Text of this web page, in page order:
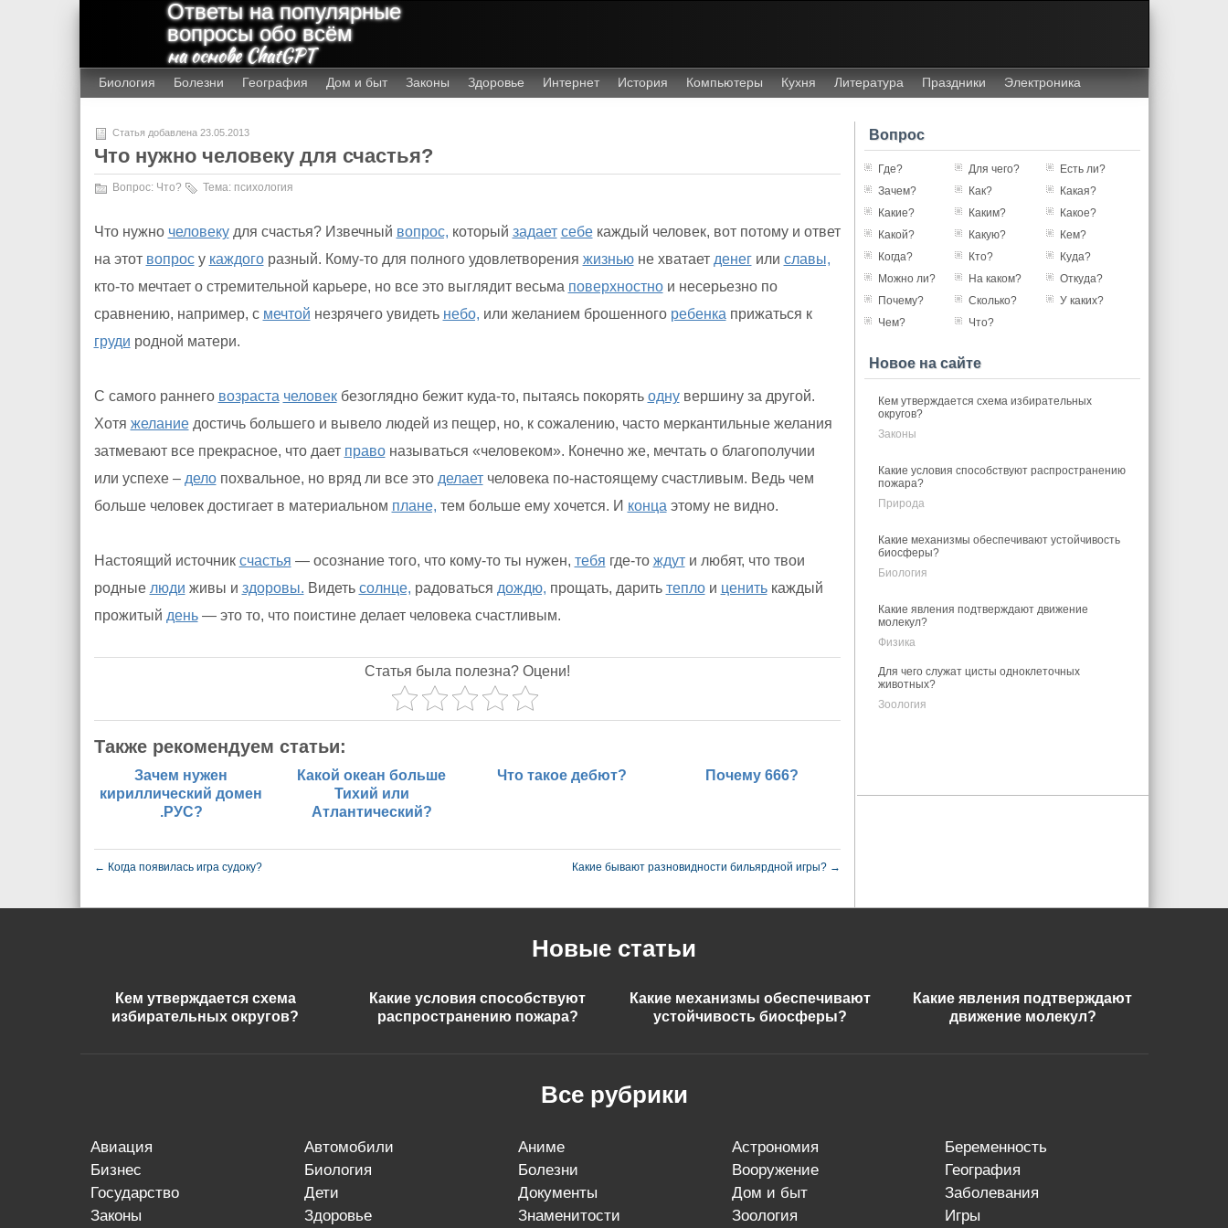
Ответы на популярные
вопросы обо всём
на основе ChatGPT
Биология Болезни География Дом и быт Законы Здоровье Интернет История Компьютеры Кухня Литература Праздники Электроника
Статья добавлена 23.05.2013
Что нужно человеку для счастья?
Вопрос: Что? Тема: психология
Что нужно человекудля счастья? Извечный вопрос, который задает себекаждый человек, вот потому и ответ
на этот вопросу каждогоразный. Кому-то для полного удовлетворения жизньюне хватает денегили славы,
кто-то мечтает о стремительной карьере, но все это выглядит весьма поверхностнои несерьезно по
сравнению, например, с мечтой незрячего увидеть небо, или желанием брошенного ребенка прижаться к
груди родной матери.
С самого раннего возраста человекбезоглядно бежит куда-то, пытаясь покорять однувершину за другой.
Хотя желаниедостичь большего и вывело людей из пещер, но, к сожалению, часто меркантильные желания
затмевают все прекрасное, что дает правоназываться «человеком». Конечно же, мечтать о благополучии
или успехе – делопохвальное, но вряд ли все это делаетчеловека по-настоящему счастливым. Ведь чем
больше человек достигает в материальном плане, тем больше ему хочется. И конца этому не видно.
Настоящий источник счастья — осознание того, что кому-то ты нужен, тебя где-то ждути любят, что твои
родные люди живы и здоровы. Видеть солнце, радоваться дождю, прощать, дарить теплои ценитькаждый
прожитый день— это то, что поистине делает человека счастливым.
Статья была полезна? Оцени!
Также рекомендуем статьи:
Зачем нужен
кириллический домен
.РУС?
Какой океан больше
Тихий или
Атлантический?
Что такое дебют? Почему 666?
← Когда появилась игра судоку? Какие бывают разновидности бильярдной игры? →
Вопрос
Где? Для чего?
Есть ли?
Зачем?
Как?
Какая?
Какие?
Каким?
Какое?
Какой?
Какую?
Кем?
Когда?
Кто?
Куда?
Можно ли?
На каком?
Откуда?
Почему?
Сколько?
У каких?
Чем?
Что?
Новое на сайте
Кем утверждается схема избирательных
округов?
Законы
Какие условия способствуют распространению
пожара?
Природа
Какие механизмы обеспечивают устойчивость
биосферы?
Биология
Какие явления подтверждают движение
молекул?
Физика
Для чего служат цисты одноклеточных
животных?
Зоология
Новые статьи
Кем утверждается схема
избирательных округов?
Какие условия способствуют
распространению пожара?
Какие механизмы обеспечивают
устойчивость биосферы?
Какие явления подтверждают
движение молекул?
Все рубрики
авиация автомобили аниме астрономия
беременность
бизнес
биология болезни вооружение
география
государство
дети документы дом и быт
заболевания
законы
здоровье знаменитости зоология игры